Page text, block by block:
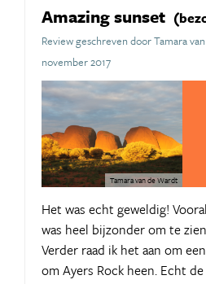
Amazing sunset
Review geschreven door Tamara
november 2017
Tamara van de Wardt
Het was echt geweldig!
was heel bijzonder om te
Verder raad ik het aan om
om Ayers Rock heen. Echt